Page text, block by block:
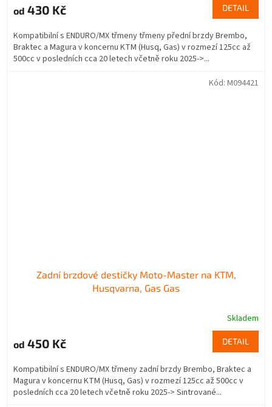
od 430 Kč DETAIL
Kompatibilní s ENDURO/MX třmeny třmeny přední brzdy Brembo,
Braktec a Magura v koncernu KTM (Husq, Gas) v rozmezí 125cc až
500cc v posledních cca 20 letech včetně roku 2025->...
Zadní brzdové destičky Moto-Master na KTM,
Husqvarna, Gas Gas
Skladem
od 450 Kč DETAIL
Kompatibilní s ENDURO/MX třmeny zadní brzdy Brembo, Braktec a
Magura v koncernu KTM (Husq, Gas) v rozmezí 125cc až 500cc v
posledních cca 20 letech včetně roku 2025-> Sintrované...
Kód: M094421